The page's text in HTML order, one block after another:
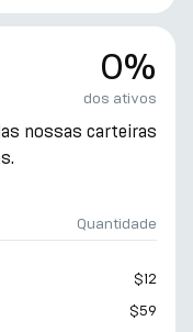
0%
dos ativos
nossas carteiras
Quantidade
$12
$59